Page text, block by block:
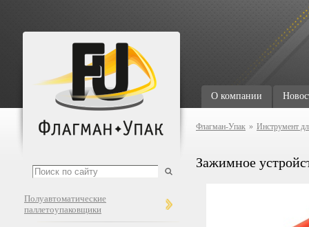
О компании
Полуавтоматические
паллетоупаковщики
Флагман-Упак » Инструмент
Зажимное